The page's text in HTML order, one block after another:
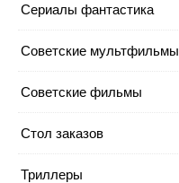
Сериалы фантастика
Советские мультфильмы
Советские фильмы
Стол заказов
Триллеры